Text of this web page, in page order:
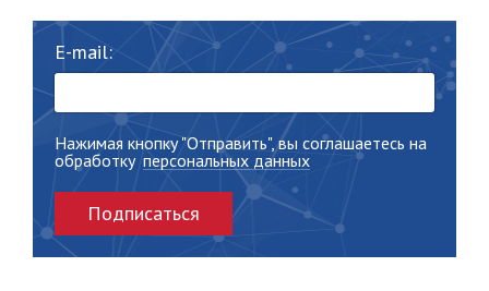
E-mail:
Нажимая кнопку "Отправить", вы соглашаетесь на
обработку персональных данных
Подписаться